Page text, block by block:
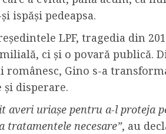
ispăși pedeapsa.
LPF, tragedia din
ci și o povară publică.
românesc, Gino s-a
și disperare.
averi uriașe pentru a-l proteja
tratamentele necesare”, au